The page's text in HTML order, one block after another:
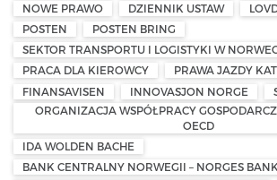
NOWE PRAWO
DZIENNIK USTAW
POSTEN
POSTEN BRING
SEKTOR TRANSPORTU I LOGISTYKI W
PRACA DLA KIEROWCY
PRAWA JAZDY
FINANSAVISEN
INNOVASJON NORGE
ORGANIZACJA WSPÓŁPRACY
OECD
IDA WOLDEN BACHE
BANK CENTRALNY NORWEGII – NORGES BANK